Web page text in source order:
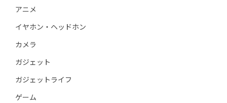
アニメ
イヤホン・ヘッドホン
カメラ
ガジェット
ガジェットライフ
ゲーム